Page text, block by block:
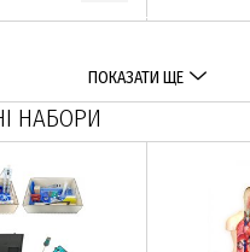
ПОКАЗАТИ ЩЕ
НАБОРИ